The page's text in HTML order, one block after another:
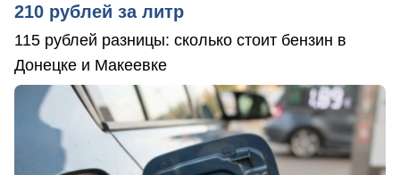
210 рублей за литр
115 рублей разницы: сколько стоит бензин в
Донецке и Макеевке